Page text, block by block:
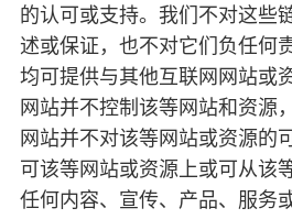
的认可或支持。我们不对这些
述或保证，也不对它们负任何
均可提供与其他互联网网站或
网站并不控制该等网站和资源
网站并不对该等网站或资源的
可该等网站或资源上或可从该
任何内容、宣传、产品、服务